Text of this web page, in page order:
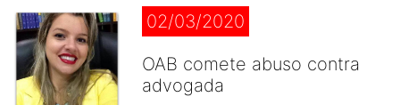
02/03/2020
OAB comete abuso contra
advogada